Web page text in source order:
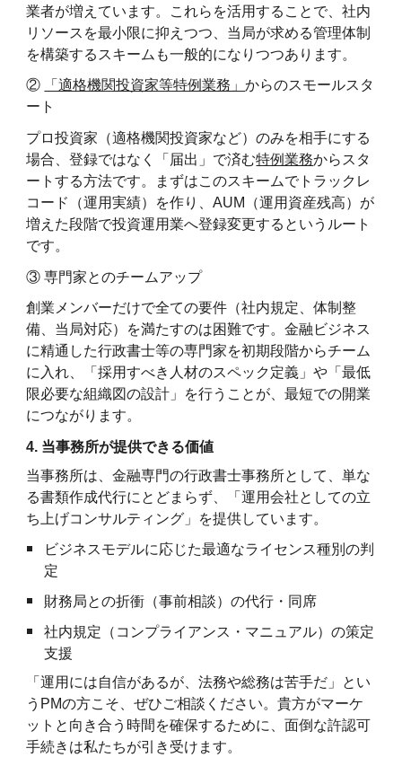
業者が増えています。これらを活用することで、社内
リソースを最小限に抑えつつ、当局が求める管理体制
を構築するスキームも一般的になりつつあります。
② 「適格機関投資家等特例業務」からのスモールスタ
ート
プロ投資家（適格機関投資家など）のみを相手にする
場合、登録ではなく「届出」で済む特例業務からスタ
ートする方法です。まずはこのスキームでトラックレ
コード（運用実績）を作り、AUM（運用資産残高）が
増えた段階で投資運用業へ登録変更するというルート
です。
③ 専門家とのチームアップ
創業メンバーだけで全ての要件（社内規定、体制整
備、当局対応）を満たすのは困難です。金融ビジネス
に精通した行政書士等の専門家を初期段階からチーム
に入れ、「採用すべき人材のスペック定義」や「最低
限必要な組織図の設計」を行うことが、最短での開業
につながります。
4. 当事務所が提供できる価値
当事務所は、金融専門の行政書士事務所として、単な
る書類作成代行にとどまらず、「運用会社としての立
ち上げコンサルティング」を提供しています。
ビジネスモデルに応じた最適なライセンス種別の判
定
財務局との折衝（事前相談）の代行・同席
社内規定（コンプライアンス・マニュアル）の策定
支援
「運用には自信があるが、法務や総務は苦手だ」とい
うPMの方こそ、ぜひご相談ください。貴方がマーケ
ットと向き合う時間を確保するために、面倒な許認可
手続きは私たちが引き受けます。